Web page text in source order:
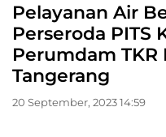
Pelayanan Air
Perseroda PITS
Perumdam TKR
Tangerang
20 September, 2023 14:59